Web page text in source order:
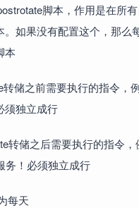
脚本，作用是在所
。如果没有配置这个，那么
本
转储之前需要执行的指令，
须独立成行
转储之后需要执行的指令
务！必须独立成行
每天